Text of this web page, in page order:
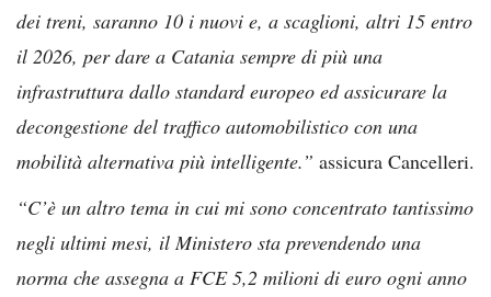
dei treni, saranno 10 i nuovi e, a scaglioni, altri 15 entro
il 2026, per dare a Catania sempre di più una
infrastruttura dallo standard europeo ed assicurare la
decongestione del traffico automobilistico con una
mobilità alternativa più intelligente.” assicura Cancelleri.
“C’è un altro tema in cui mi sono concentrato tantissimo
negli ultimi mesi, il Ministero sta prevendendo una
norma che assegna a FCE 5,2 milioni di euro ogni anno